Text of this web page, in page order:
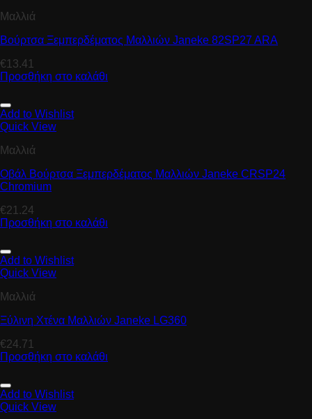
Μαλλιά
Βούρτσα Ξεμπερδέματος Μαλλιών Janeke 82SP27 ARA
€13.41
Προσθήκη στο καλάθι
Add to Wishlist
Quick View
Μαλλιά
Οβάλ Βούρτσα Ξεμπερδέματος Μαλλιών Janeke CRSP24
Chromium
€21.24
Προσθήκη στο καλάθι
Add to Wishlist
Quick View
Μαλλιά
Ξύλινη Χτένα Μαλλιών Janeke LG360
€24.71
Προσθήκη στο καλάθι
Add to Wishlist
Quick View